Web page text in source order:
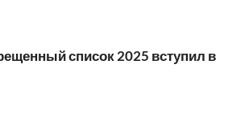
список 2025 вступил в